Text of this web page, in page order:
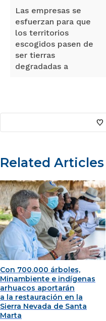
Las empresas se
esfuerzan para que
los territorios
escogidos pasen de
ser tierras
degradadas a
Related Articles
Con 700.000 árboles,
Minambiente e indígenas
arhuacos aportarán
a la restauración en la
Sierra Nevada de Santa
Marta